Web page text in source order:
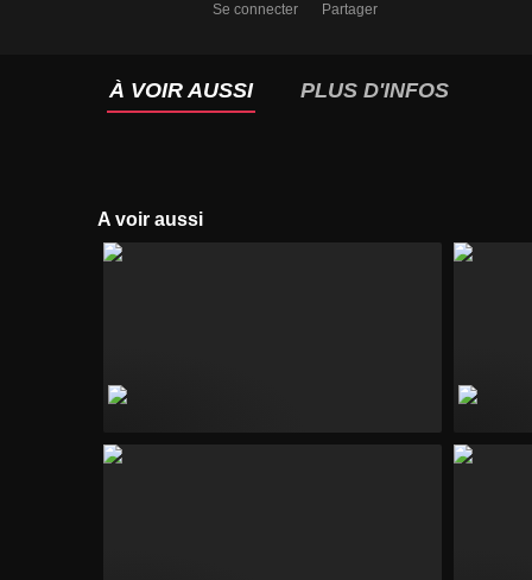
Se connecter Partager
À VOIR AUSSI PLUS D'INFOS
A voir aussi